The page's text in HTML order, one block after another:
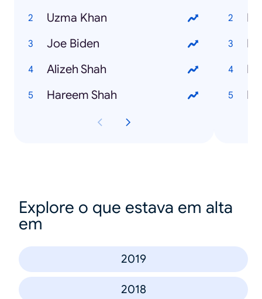
Uzma Khan
Joe Biden
Alizeh Shah
Hareem Shah
Explore o que estava em alta
em
2019
2018